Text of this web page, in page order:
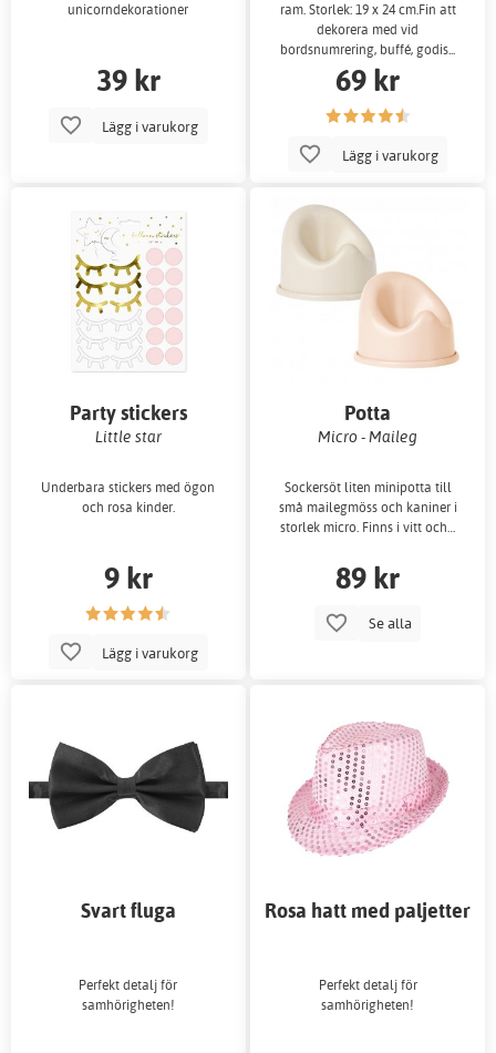
unicorndekorationer
39 kr
Lägg i varukorg
ram. Storlek: 19 x 24 cm.Fin att
dekorera med vid
bordsnumrering, buffé, godis...
69 kr
Lägg i varukorg
Party stickers
Little star
Underbara stickers med ögon
och rosa kinder.
9 kr
Lägg i varukorg
Potta
Micro - Maileg
Sockersöt liten minipotta till
små mailegmöss och kaniner i
storlek micro. Finns i vitt och…
89 kr
Se alla
Svart fluga
Perfekt detalj för
samhörigheten!
Rosa hatt med paljetter
Perfekt detalj för
samhörigheten!